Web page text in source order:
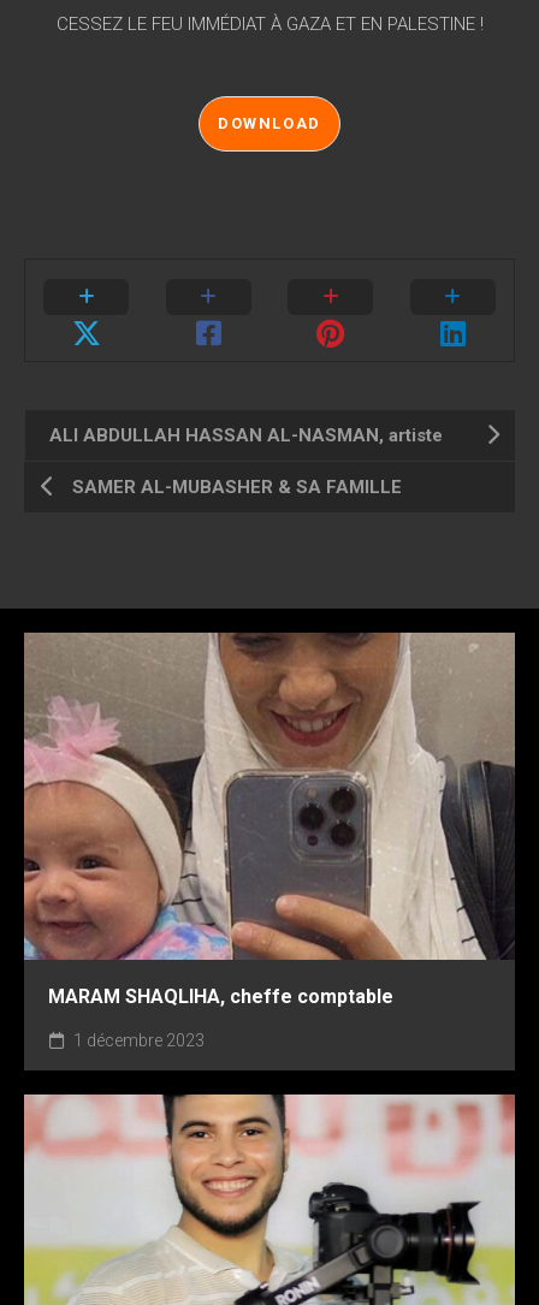
CESSEZ LE FEU IMMÉDIAT À GAZA ET EN PALESTINE !
DOWNLOAD
ALI ABDULLAH HASSAN AL-NASMAN, artiste
SAMER AL-MUBASHER & SA FAMILLE
MARAM SHAQLIHA, cheffe comptable
1 décembre 2023